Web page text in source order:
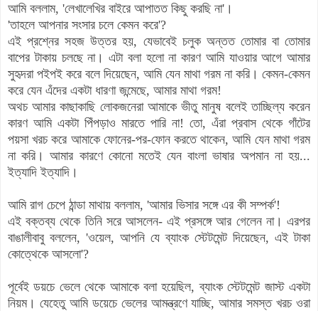
আমি বললাম, 'লেখালেখির বাইরে আপাতত কিছু করছি না'।
'তাহলে আপনার সংসার চলে কেমন করে'?
এই প্রশ্নের সহজ উত্তর হয়, যেভাবেই চলুক অন্তত তোমার বা তোমার
বাপের টাকায় চলছে না। এটা বলা হলো না কারণ আমি যাওয়ার আগে আমার
সুহৃদরা পইপই করে বলে দিয়েছেন, আমি যেন মাথা গরম না করি। কেমন-কেমন
করে যেন এঁদের একটা ধারণা জন্মেছে, আমার মাথা গরম!
অথচ আমার কাছাকাছি লোকজনেরা আমাকে ভীতু মানুষ বলেই তাচ্ছিল্য করেন
কারণ আমি একটা পিঁপড়াও মারতে পারি না! তো, এঁরা প্রবাস থেকে গাঁটের
পয়সা খরচ করে আমাকে ফোনের-পর-ফোন করতে থাকেন, আমি যেন মাথা গরম
না করি। আমার কারণে কোনো মতেই যেন বাংলা ভাষার অপমান না হয়...
ইত্যাদি ইত্যাদি।
আমি রাগ চেপে ঠান্ডা মাথায় বললাম, 'আমার ভিসার সঙ্গে এর কী সম্পর্ক'!
এই বক্তব্য থেকে তিনি সরে আসলেন- এই প্রসঙ্গে আর গেলেন না। এরপর
বাঙালীবাবু বললেন, 'ওয়েল, আপনি যে ব্যাংক স্টেটমেন্ট দিয়েছেন, এই টাকা
কোত্থেকে আসলো'?
পূর্বেই ডয়চে ভেলে থেকে আমাকে বলা হয়েছিল, ব্যাংক স্টেটমেন্ট জাস্ট একটা
নিয়ম। যেহেতু আমি ডয়েচে ভেলের আমন্ত্রণে যাচ্ছি, আমার সমস্ত খরচ ওরা